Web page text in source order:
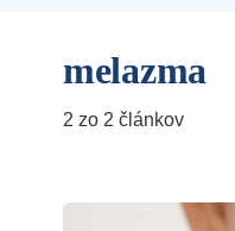
melazma
2 zo 2 článkov